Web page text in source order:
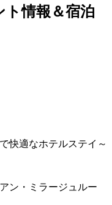
ト情報＆宿泊
快適なホテルステイ～
ン・ミラージュルー